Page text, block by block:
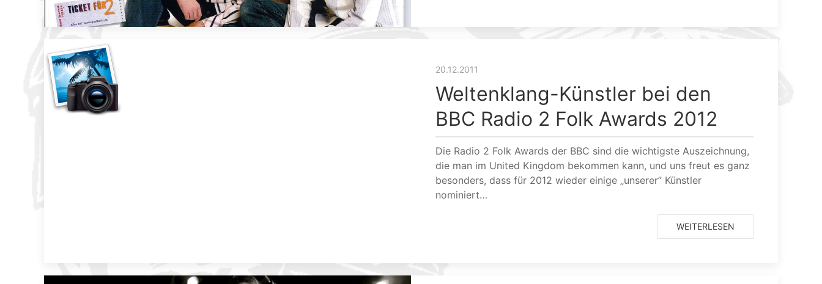
20.12.2011
Weltenklang-Künstler bei den
BBC Radio 2 Folk Awards 2012
Die Radio 2 Folk Awards der BBC sind die wichtigste Auszeichnung,
die man im United Kingdom bekommen kann, und uns freut es ganz
besonders, dass für 2012 wieder einige „unserer” Künstler
nominiert…
WEITERLESEN